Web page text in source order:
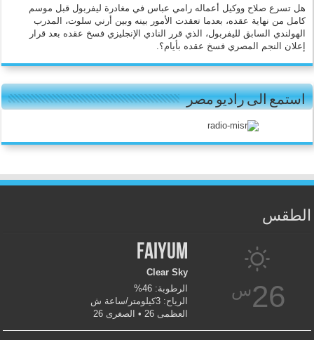
هل تسرع صلاح ووكيل أعماله رامي عباس في مغادرة ليفربول قبل موسم
كامل من نهاية عقده، بعدما تعقدت الأمور بينه وبين أرني سلوت، المدرب
الهولندي السابق لليفربول، الذي قرر النادي الإنجليزي فسخ عقده بعد قرار
إعلان النجم المصري فسخ عقده بأيام؟.
استمع الى راديو مصر
الطقس
26س
Faiyum
Clear Sky
الرطوبة: 46%
الرياح: 3كيلومتر/ساعة ش
العظمى 26 • الصغرى 26